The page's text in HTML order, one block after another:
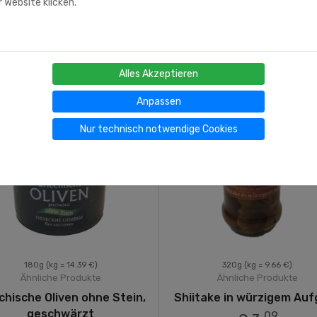
180g (kg = 14.39 €)
Ähnliche Produkte
Oliven ohne Stein,
geschwärzt
320g (kg = 9.66 €)
Ähnliche Produkte
Shiitake in würzigem
klicken.
Alles Akzeptieren
Anpassen
Nur technisch notwendige Cookies